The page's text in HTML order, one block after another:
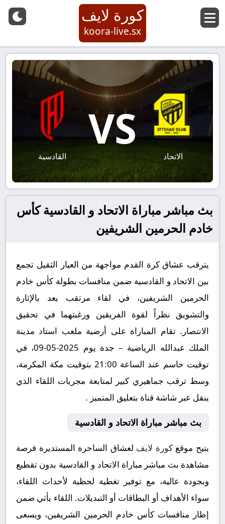
كورة لايف
koora-live.sx
الاتحاد
VS
القادسية
بث مباشر مباراة الاتحاد و القادسية كأس
خادم الحرمين الشريفين
يترقب عشاق كرة القدم مواجهة من العيار الثقيل تجمع
بين الاتحاد و القادسية ضمن منافسات بطولة كأس خادم
الحرمين الشريفين، في لقاء مرتقب يعد بالإثارة
والتشويق نظراً لقوة الفريقين ورغبتهما في تحقيق
الانتصار. تقام المباراة على أرضية ملعب استاد مدينة
الملك عبدالله الرياضية – جدة يوم 2025-05-09، في
توقيت حاسم عند الساعة 21:00 بتوقيت مكة المكرمة،
وسط ترقب جماهيري كبير لمتابعة مجريات اللقاء الذي
ينقل عبر شاشة قناة بتعليق المتميز .
بث مباشر مباراة الاتحاد و القادسية
يتيح موقعكورة لايف لعشاق الساحرة المستديرة فرصة
مشاهدة بث مباشر مباراة الاتحاد و القادسية بدون تقطيع
وبجودة عالية، مع توفير تغطية لحظية لأحداث اللقاء،
سواء الأهداف أو البطاقات أو التبديلات. اللقاء يأتي ضمن
إطار منافسات كأس خادم الحرمين الشريفين، ويسعى